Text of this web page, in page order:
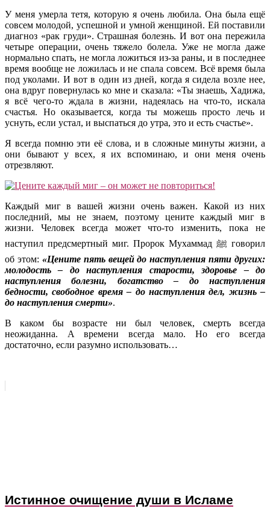
У меня умерла тетя, которую я очень любила. Она была ещё
совсем молодой, успешной и умной женщиной. Ей поставили
диагноз «рак груди». Страшная болезнь. И вот она пережила
четыре операции, очень тяжело болела. Уже не могла даже
нормально спать, не могла ложиться из-за раны, и в последнее
время вообще не ложилась и не спала совсем. Всё время была
под уколами. И вот в один из дней, когда я сидела возле нее,
она вдруг повернулась ко мне и сказала: «Ты знаешь, Хадижа,
я всё чего-то ждала в жизни, надеялась на что-то, искала
счастья. Но оказывается, когда ты можешь просто лечь и
уснуть, если устал, и выспаться до утра, это и есть счастье».
Я всегда помню эти её слова, и в сложные минуты жизни, а
они бывают у всех, я их вспоминаю, и они меня очень
отрезвляют.
Каждый миг в вашей жизни очень важен. Какой из них
последний, мы не знаем, поэтому цените каждый миг в
жизни. Человек всегда может что-то изменить, пока не
наступил предсмертный миг. Пророк Мухаммад ﷺ говорил
об этом: «Цените пять вещей до наступления пяти других:
молодость – до наступления старости, здоровье – до
наступления болезни, богатство – до наступления
бедности, свободное время – до наступления дел, жизнь –
до наступления смерти».
В каком бы возрасте ни был человек, смерть всегда
неожиданна. А времени всегда мало. Но его всегда
достаточно, если разумно использовать…
Истинное очищение души в Исламе